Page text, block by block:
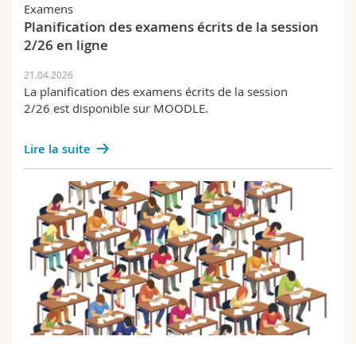
Examens
Planification des examens écrits de la session
2/26 en ligne
21.04.2026
La planification des examens écrits de la session
2/26 est disponible sur MOODLE.
Lire la suite